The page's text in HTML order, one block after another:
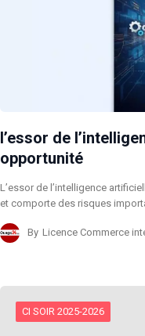
l’essor de
opportunité
L’essor de l’intelligence
et comporte des risques
By Licence Commerce
CI SOIR 2025-2026